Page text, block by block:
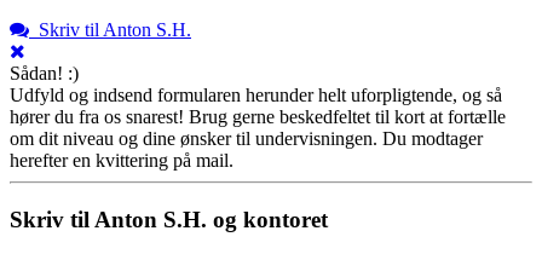
Skriv til Anton S.H.
Sådan! :)
Udfyld og indsend formularen herunder helt uforpligtende, og så
hører du fra os snarest! Brug gerne beskedfeltet til kort at fortælle
om dit niveau og dine ønsker til undervisningen. Du modtager
herefter en kvittering på mail.
Skriv til Anton S.H. og kontoret